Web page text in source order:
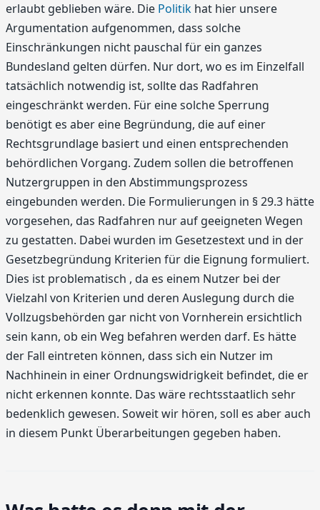
erlaubt geblieben wäre. Die Politik hat hier unsere
Argumentation aufgenommen, dass solche
Einschränkungen nicht pauschal für ein ganzes
Bundesland gelten dürfen. Nur dort, wo es im Einzelfall
tatsächlich notwendig ist, sollte das Radfahren
eingeschränkt werden. Für eine solche Sperrung
benötigt es aber eine Begründung, die auf einer
Rechtsgrundlage basiert und einen entsprechenden
behördlichen Vorgang. Zudem sollen die betroffenen
Nutzergruppen in den Abstimmungsprozess
eingebunden werden. Die Formulierungen in § 29.3 hätte
vorgesehen, das Radfahren nur auf geeigneten Wegen
zu gestatten. Dabei wurden im Gesetzestext und in der
Gesetzbegründung Kriterien für die Eignung formuliert.
Dies ist problematisch , da es einem Nutzer bei der
Vielzahl von Kriterien und deren Auslegung durch die
Vollzugsbehörden gar nicht von Vornherein ersichtlich
sein kann, ob ein Weg befahren werden darf. Es hätte
der Fall eintreten können, dass sich ein Nutzer im
Nachhinein in einer Ordnungswidrigkeit befindet, die er
nicht erkennen konnte. Das wäre rechtsstaatlich sehr
bedenklich gewesen. Soweit wir hören, soll es aber auch
in diesem Punkt Überarbeitungen gegeben haben.